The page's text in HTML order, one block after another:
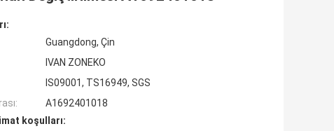
Guangdong, Çin
IVAN ZONEKO
IS09001, TS16949, SGS
A1692401018
koşulları: